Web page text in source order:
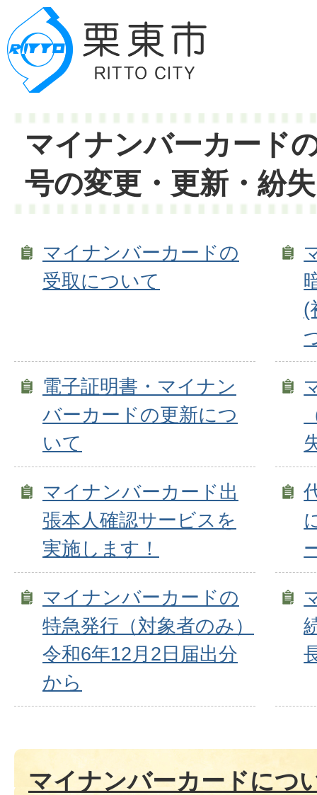
マイナンバーカード
号の変更・更新・紛
マイナンバーカードの
受取について
(
電子証明書・マイナン
バーカードの更新につ
いて
マイナンバーカード出
張本人確認サービスを
実施します！
マイナンバーカードの
特急発行（対象者のみ）
令和6年12月2日届出分
から
マイナンバーカードにつ